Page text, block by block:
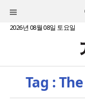
2026년 08월 08일 토요일
Tag :